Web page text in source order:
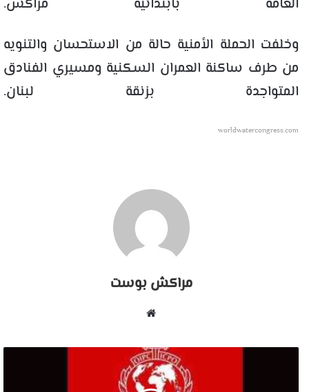
العامة بابتدائية مراكش.
وخلفت الحملة الأمنية حالة من الاستحسان والتنويه
من طرف ساكنة العمران السكنية ومسيري الفنادق
المتواجدة بزنقة لبنان.
worldwatercongress.com
مراكش بوست